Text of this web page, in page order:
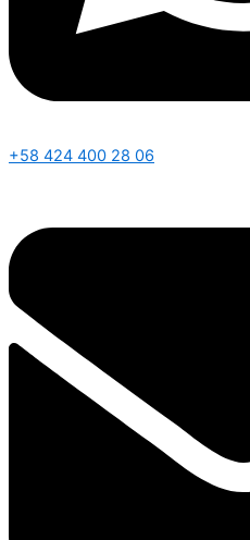
+58 424 400 28 06